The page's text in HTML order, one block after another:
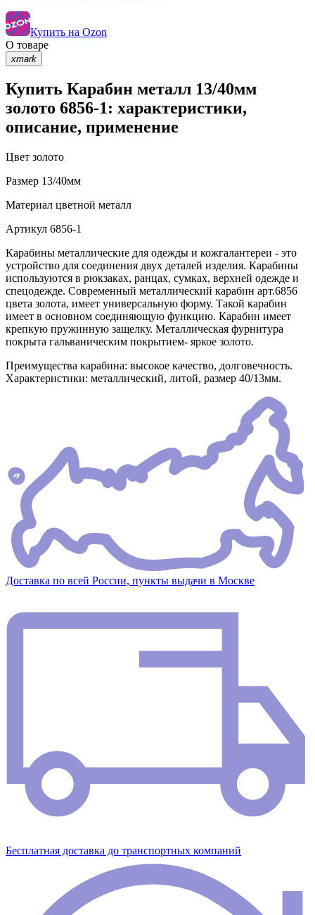
Купить на Ozon
О товаре
xmark
Купить Карабин металл 13/40мм
золото 6856-1: характеристики,
описание, применение
Цвет золото
Размер 13/40мм
Материал цветной металл
Артикул 6856-1
Карабины металлические для одежды и кожгалантереи - это
устройство для соединения двух деталей изделия. Карабины
используются в рюкзаках, ранцах, сумках, верхней одежде и
спецодежде. Современный металлический карабин арт.6856
цвета золота, имеет универсальную форму. Такой карабин
имеет в основном соединяющую функцию. Карабин имеет
крепкую пружинную защелку. Металлическая фурнитура
покрыта гальваническим покрытием- яркое золото.
Преимущества карабина: высокое качество, долговечность.
Характеристики: металлический, литой, размер 40/13мм.
Доставка по всей России, пункты выдачи в Москве
Бесплатная доставка до транспортных компаний